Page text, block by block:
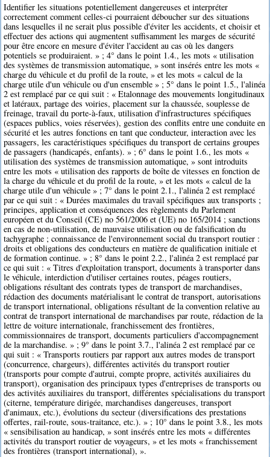
Identifier les situations potentiellement dangereuses et interpréter
correctement comment celles-ci pourraient déboucher sur des situations
dans lesquelles il ne serait plus possible d'éviter les accidents, et choisir et
effectuer des actions qui augmentent suffisamment les marges de sécurité
pour être encore en mesure d'éviter l'accident au cas où les dangers
potentiels se produiraient. » ; 4° dans le point 1.4., les mots « utilisation
des systèmes de transmission automatique, » sont insérés entre les mots «
charge du véhicule et du profil de la route, » et les mots « calcul de la
charge utile d'un véhicule ou d'un ensemble » ; 5° dans le point 1.5., l'alinéa
2 est remplacé par ce qui suit : « Etalonnage des mouvements longitudinaux
et latéraux, partage des voiries, placement sur la chaussée, souplesse de
freinage, travail du porte-à-faux, utilisation d'infrastructures spécifiques
(espaces publics, voies réservées), gestion des conflits entre une conduite en
sécurité et les autres fonctions en tant que conducteur, interaction avec les
passagers, les caractéristiques spécifiques du transport de certains groupes
de passagers (handicapés, enfants). » ; 6° dans le point 1.6., les mots «
utilisation des systèmes de transmission automatique, » sont introduits
entre les mots « utilisation des rapports de boîte de vitesses en fonction de
la charge du véhicule et du profil de la route, » et les mots « calcul de la
charge utile d'un véhicule » ; 7° dans le point 2.1., l'alinéa 2 est remplacé
par ce qui suit : « Durées maximales du travail spécifiques aux transports ;
principes, application et conséquences des règlements du Parlement
européen et du Conseil (CE) no 561/2006 et (UE) no 165/2014 ; sanctions
en cas de non-utilisation, de mauvaise utilisation ou de falsification du
tachygraphe ; connaissance de l'environnement social du transport routier :
droits et obligations des conducteurs en matière de qualification initiale et
de formation continue. » ; 8° dans le point 2.2., l'alinéa 2 est remplacé par
ce qui suit : « Titres d'exploitation transport, documents à transporter dans
le véhicule, interdiction d'utiliser certaines routes, péages routiers,
obligations résultant des contrats types de transport de marchandises,
rédaction des documents matérialisant le contrat de transport, autorisations
de transport international, obligations résultant de la convention relative au
contrat de transport international de marchandises par route, rédaction de la
lettre de voiture internationale, franchissement des frontières,
commissionnaires de transport, documents particuliers d'accompagnement
de la marchandise. » ; 9° dans le point 3.7., l'alinéa 2 est remplacé par ce
qui suit : « Transports routiers par rapport aux autres modes de transport
(concurrence, chargeurs), différentes activités du transport routier
(transports pour compte d'autrui, compte propre, activités auxiliaires du
transport), organisation des principaux types d'entreprises de transports ou
des activités auxiliaires du transport, différentes spécialisations du transport
(citerne, température dirigée, marchandises dangereuses, transport
d'animaux, etc.), évolutions du secteur (diversifications des prestations
offertes, rail-route, sous-traitance, etc.). » ; 10° dans le point 3.8., les mots
« sensibilisation au handicap, » sont insérés entre les mots « différentes
activités du transport routier de voyageurs, » et les mots « franchissement
des frontières (transport international), ».